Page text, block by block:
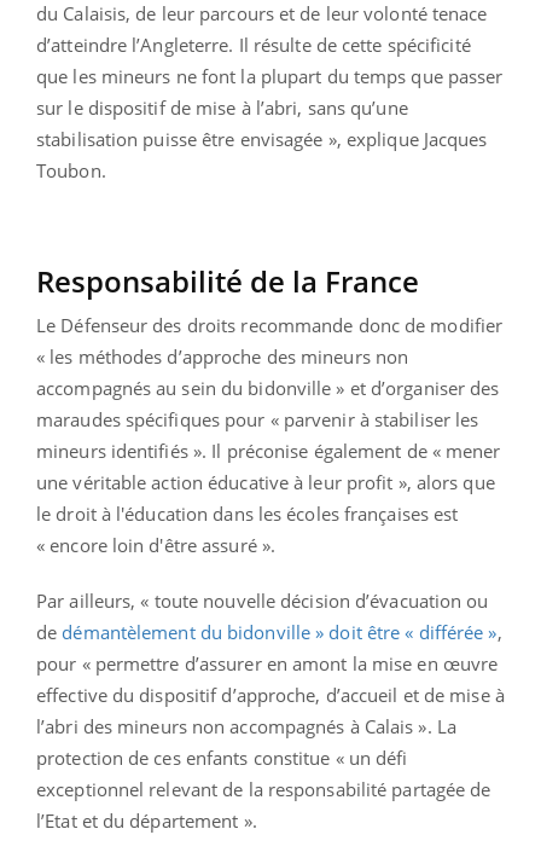
du Calaisis, de leur parcours et de leur volonté tenace
d’atteindre l’Angleterre. Il résulte de cette spécificité
que les mineurs ne font la plupart du temps que passer
sur le dispositif de mise à l’abri, sans qu’une
stabilisation puisse être envisagée », explique Jacques
Toubon.
Responsabilité de la France
Le Défenseur des droits recommande donc de modifier
« les méthodes d’approche des mineurs non
accompagnés au sein du bidonville » et d’organiser des
maraudes spécifiques pour « parvenir à stabiliser les
mineurs identifiés ». Il préconise également de « mener
une véritable action éducative à leur profit », alors que
le droit à l'éducation dans les écoles françaises est
« encore loin d'être assuré ».
Par ailleurs, « toute nouvelle décision d’évacuation ou
de démantèlement du bidonville » doit être « différée »,
pour « permettre d’assurer en amont la mise en œuvre
effective du dispositif d’approche, d’accueil et de mise à
l’abri des mineurs non accompagnés à Calais ». La
protection de ces enfants constitue « un défi
exceptionnel relevant de la responsabilité partagée de
l’Etat et du département ».